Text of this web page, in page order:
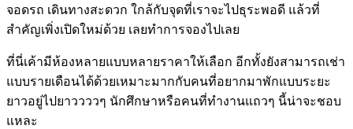
จอดรถ เดินทางสะดวก ใกล้กับจุดที่เราจะไปธุระพอดี แล้วที่
สำคัญเพิ่งเปิดใหม่ด้วย เลยทำการจองไปเลย
ที่นี่เค้ามีห้องหลายแบบหลายราคาให้เลือก อีกทั้งยังสามารถเช่า
แบบรายเดือนได้ด้วยเหมาะมากกับคนที่อยากมาพักแบบระยะ
ยาวอยู่ไปยาววววๆ นักศึกษาหรือคนที่ทำงานแถวๆ นี้น่าจะชอบ
แหละ